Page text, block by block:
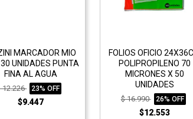
MARCADOR MIO
UNIDADES PUNTA
FINA AL AGUA
12.226 23% OFF
$9.447
FOLIOS OFICIO
POLIPROPILENO 70
MICRONES X 50
UNIDADES
$ 16.990 26% OFF
$12.553